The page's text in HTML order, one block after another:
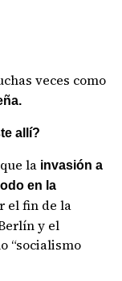
veces como
allí?
la invasión a
en la
el fin de la
y el
“socialismo